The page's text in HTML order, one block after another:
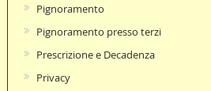
Pignoramento
Pignoramento presso terzi
Prescrizione e Decadenza
Privacy